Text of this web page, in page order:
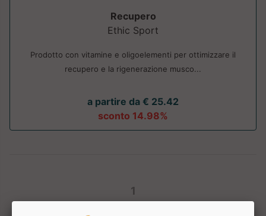
Recupero
Ethic Sport
Prodotto con vitamine e oligoelementi per ottimizzare il
recupero e la rigenerazione musco...
a partire da € 25.42
sconto 14.98%
1